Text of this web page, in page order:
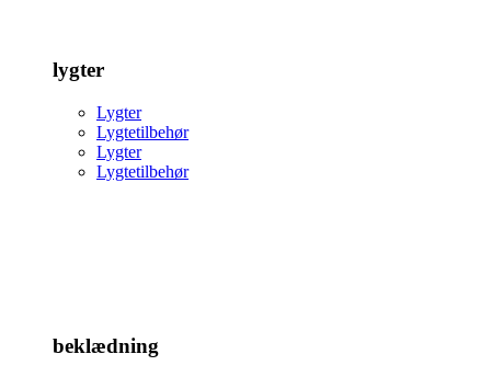
lygter
Lygter
Lygtetilbehør
Lygter
Lygtetilbehør
beklædning